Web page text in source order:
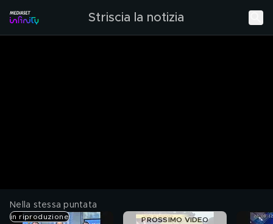
Striscia la notizia
Nella stessa puntata
in riproduzione PROSSIMO VIDEO